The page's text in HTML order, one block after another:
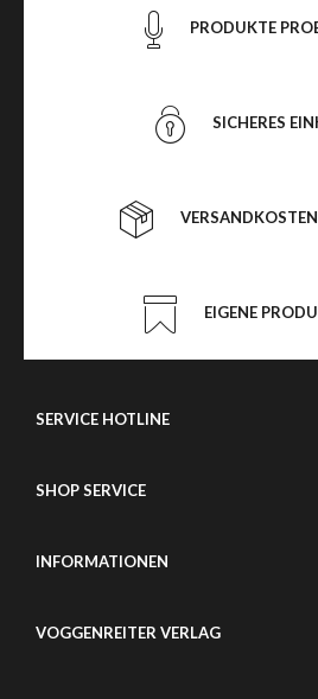
PRODUKTE
SICHERES
EIGENE
SERVICE HOTLINE
SHOP SERVICE
INFORMATIONEN
VOGGENREITER VERLAG